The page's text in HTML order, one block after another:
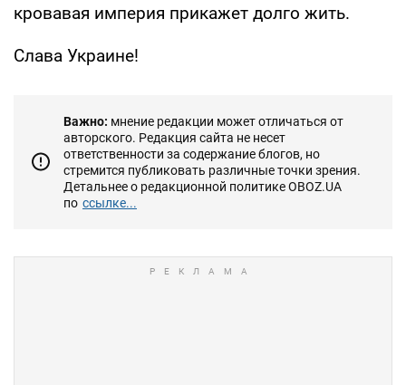
кровавая империя прикажет долго жить.
Слава Украине!
Важно: мнение редакции может отличаться от
авторского. Редакция сайта не несет
ответственности за содержание блогов, но
стремится публиковать различные точки зрения.
Детальнее о редакционной политике OBOZ.UA
по ссылке...